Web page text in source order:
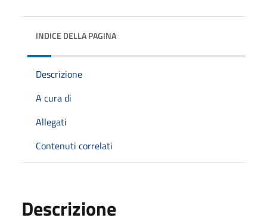
INDICE DELLA PAGINA
Descrizione
A cura di
Allegati
Contenuti correlati
Descrizione